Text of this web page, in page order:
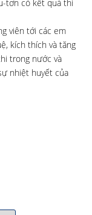
tơn có kết quả thi
viên tới các em
kích thích và tăng
trong nước và
nhiệt huyết của